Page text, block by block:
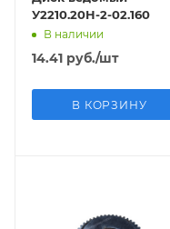
У2210.20Н-2-02.160
В наличии
14.41 руб./шт
В КОРЗИНУ